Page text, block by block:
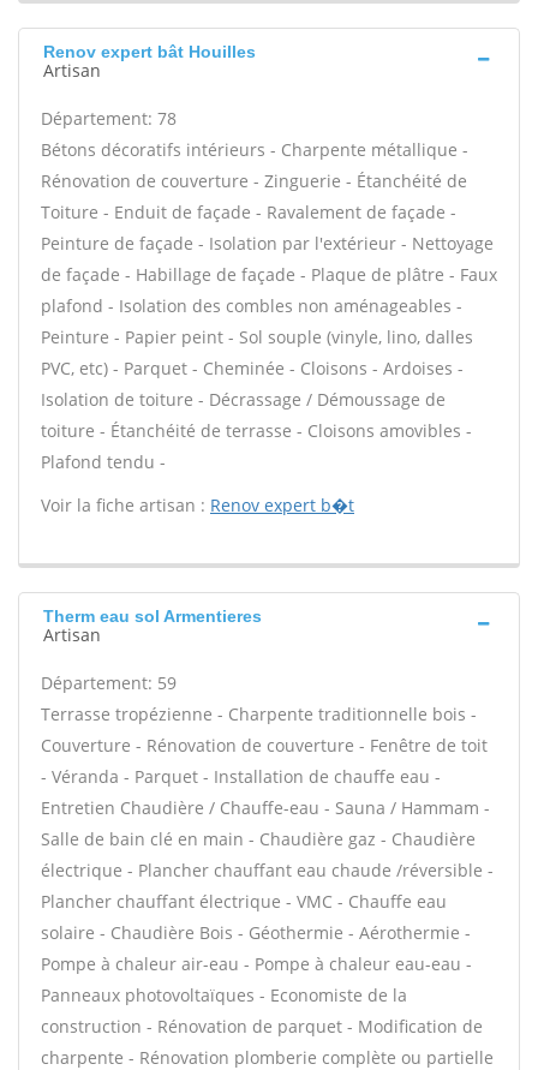
Renov expert bât Houilles
Artisan
Département: 78
Bétons décoratifs intérieurs - Charpente métallique -
Rénovation de couverture - Zinguerie - Étanchéité de
Toiture - Enduit de façade - Ravalement de façade -
Peinture de façade - Isolation par l'extérieur - Nettoyage
de façade - Habillage de façade - Plaque de plâtre - Faux
plafond - Isolation des combles non aménageables -
Peinture - Papier peint - Sol souple (vinyle, lino, dalles
PVC, etc) - Parquet - Cheminée - Cloisons - Ardoises -
Isolation de toiture - Décrassage / Démoussage de
toiture - Étanchéité de terrasse - Cloisons amovibles -
Plafond tendu -
Voir la fiche artisan : Renov expert b�t
Therm eau sol Armentieres
Artisan
Département: 59
Terrasse tropézienne - Charpente traditionnelle bois -
Couverture - Rénovation de couverture - Fenêtre de toit
- Véranda - Parquet - Installation de chauffe eau -
Entretien Chaudière / Chauffe-eau - Sauna / Hammam -
Salle de bain clé en main - Chaudière gaz - Chaudière
électrique - Plancher chauffant eau chaude /réversible -
Plancher chauffant électrique - VMC - Chauffe eau
solaire - Chaudière Bois - Géothermie - Aérothermie -
Pompe à chaleur air-eau - Pompe à chaleur eau-eau -
Panneaux photovoltaïques - Economiste de la
construction - Rénovation de parquet - Modification de
charpente - Rénovation plomberie complète ou partielle